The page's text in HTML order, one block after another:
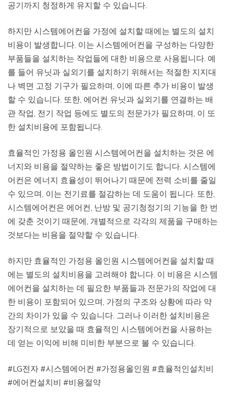
공기까지 청정하게 유지할 수 있습니다.
하지만 시스템에어컨을 가정에 설치할 때에는 별도의 설치
비용이 발생합니다. 이는 시스템에어컨을 구성하는 다양한
부품들을 설치하는 작업들에 대한 비용으로 사용됩니다. 예
를 들어 유닛과 실외기를 설치하기 위해서는 적절한 지지대
나 벽면 고정 기구가 필요하며, 이에 따른 추가 비용이 발생
할 수 있습니다. 또한, 에어컨 유닛과 실외기를 연결하는 배
관 작업, 전기 작업 등에도 별도의 전문가가 필요하며, 이 또
한 설치비용에 포함됩니다.
효율적인 가정용 올인원 시스템에어컨을 설치하는 것은 에
너지와 비용을 절약하는 좋은 방법이기도 합니다. 시스템에
어컨은 에너지 효율성이 뛰어나기 때문에 전력 소비를 줄일
수 있으며, 이는 전기료를 절감하는 데 도움이 됩니다. 또한,
시스템에어컨은 에어컨, 난방 및 공기청정기의 기능을 한 번
에 갖춘 것이기 때문에, 개별적으로 각각의 제품을 구매하는
것보다는 비용을 절약할 수 있습니다.
하지만 효율적인 가정용 올인원 시스템에어컨을 설치할 때
에는 별도의 설치비용을 고려해야 합니다. 이 비용은 시스템
에어컨을 설치하는 데 필요한 부품들과 전문가의 작업에 대
한 비용이 포함되어 있으며, 가정의 구조와 상황에 따라 약
간의 차이가 있을 수 있습니다. 그러나 이러한 설치비용은
장기적으로 보았을 때 효율적인 시스템에어컨을 사용하는
데 얻는 이익에 비해 미비한 부분으로 볼 수 있습니다.
#LG전자 #시스템에어컨 #가정용올인원 #효율적인설치비
#에어컨설치비 #비용절약